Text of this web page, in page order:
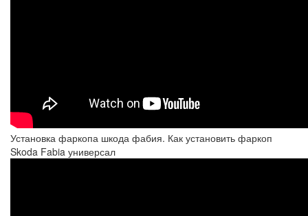
Установка фаркопа шкода фабия. Как установить фаркоп
Skoda Fabia универсал